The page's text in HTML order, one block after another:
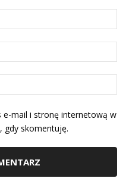
e-mail i stronę internetową w
gdy skomentuję.